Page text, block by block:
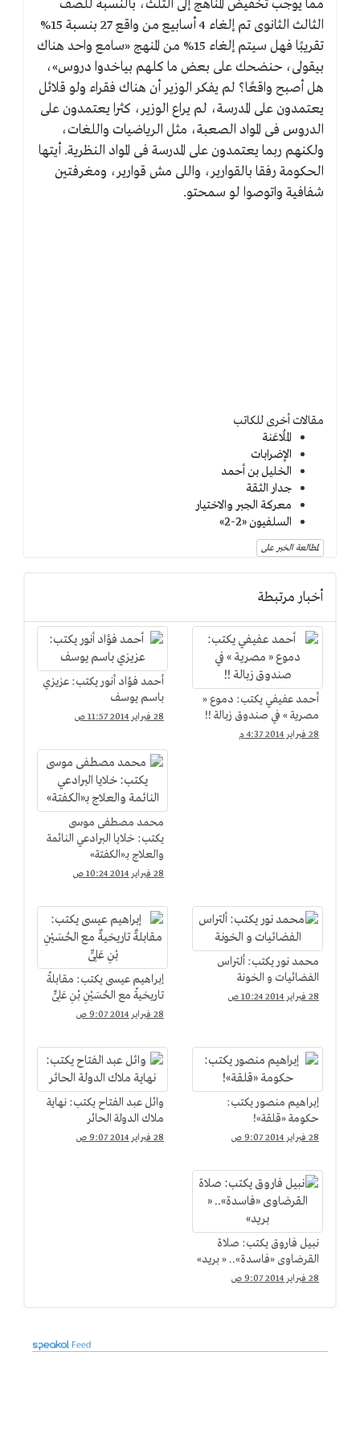
مما يوجب تخفيض المناهج إلى الثلث، بالنسبة للصف
الثالث الثانوى تم إلغاء 4 أسابيع من واقع 27 بنسبة 15%
تقريبًا فهل سيتم إلغاء 15% من المنهج «سامع واحد هناك
بيقولى، حنضحك على بعض ما كلهم بياخدوا دروس»،
هل أصبح واقعًا؟ لم يفكر الوزير أن هناك فقراء ولو قلائل
يعتمدون على المدرسة، لم يراع الوزير، كثرا يعتمدون على
الدروس فى المواد الصعبة، مثل الرياضيات واللغات،
ولكنهم ربما يعتمدون على المدرسة فى المواد النظرية. أيتها
الحكومة رفقا بالقوارير، واللى مش قوارير، ومغرفتين
شفافية واتوصوا لو سمحتو.
مقالات أخرى للكاتب
المُلاعَنة
الإضرابات
الخليل بن أحمد
جدار الثقة
معركة الجبر والاختيار
السلفيون «2-2»
لمطالعة الخبر على
أخبار مرتبطة
أحمد عفيفي يكتب: دموع «
مصرية » في صندوق زبالة !!
28 فبراير 2014 4:37 م
أحمد فؤاد أنور يكتب: عزيزي
باسم يوسف
28 فبراير 2014 11:57 ص
محمد مصطفى موسى
يكتب: خلايا البرادعي النائمة
والعلاج بـ«الكفتة»
28 فبراير 2014 10:24 ص
محمد نور يكتب: ألتراس
الفضائيات و الخونة
28 فبراير 2014 10:24 ص
إبراهيم عيسى يكتب: مقابلةٌ
تاريخيةٌ مع الحُسَيْنِ بْنِ عَلِىٍّ
28 فبراير 2014 9:07 ص
إبراهيم منصور يكتب:
حكومة «قلقة»!
28 فبراير 2014 9:07 ص
وائل عبد الفتاح يكتب: نهاية
ملاك الدولة الحائر
28 فبراير 2014 9:07 ص
نبيل فاروق يكتب: صلاة
القرضاوى «فاسدة».. « بريد»
28 فبراير 2014 9:07 ص